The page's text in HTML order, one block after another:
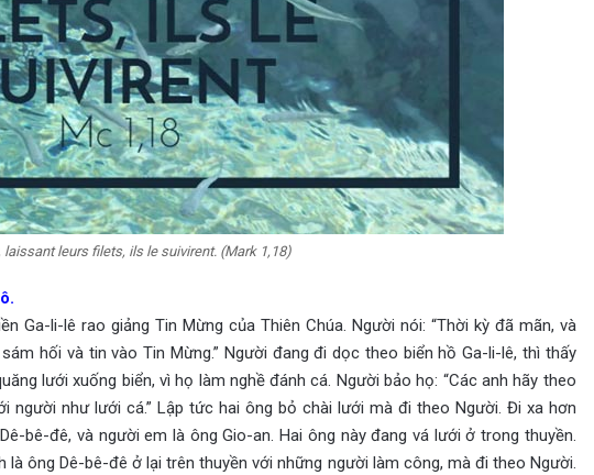
laissant leurs filets, ils le suivirent. (Mark 1,18)
Ga-li-lê rao giảng Tin Mừng của Thiên Chúa. Người nói: “Thời kỳ đã mãn, và
hối và tin vào Tin Mừng.” Người đang đi dọc theo biển hồ Ga-li-lê, thì thấy
lưới xuống biển, vì họ làm nghề đánh cá. Người bảo họ: “Các anh hãy theo
người như lưới cá.” Lập tức hai ông bỏ chài lưới mà đi theo Người. Đi xa hơn
bê-đê, và người em là ông Gio-an. Hai ông này đang vá lưới ở trong thuyền.
là ông Dê-bê-đê ở lại trên thuyền với những người làm công, mà đi theo Người.